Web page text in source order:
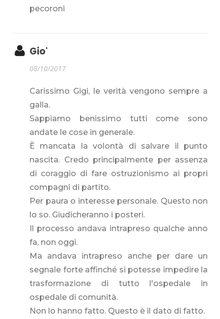
pecoroni
Gio'
08/10/2017
Carissimo Gigi, le verità vengono sempre a
galla.
Sappiamo benissimo tutti come sono
andate le cose in generale.
È mancata la volontà di salvare il punto
nascita. Credo principalmente per assenza
di coraggio di fare ostruzionismo ai propri
compagni di partito.
Per paura o interesse personale. Questo non
lo so. Giudicheranno i posteri.
Il processo andava intrapreso qualche anno
fa, non oggi.
Ma andava intrapreso anche per dare un
segnale forte affinché si potesse impedire la
trasformazione di tutto l'ospedale in
ospedale di comunità.
Non lo hanno fatto. Questo è il dato di fatto.